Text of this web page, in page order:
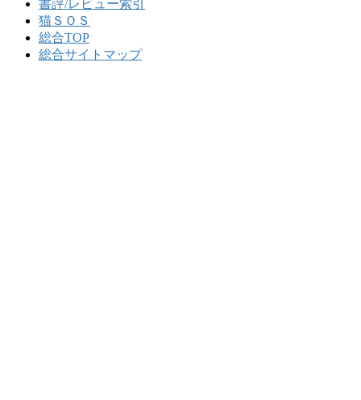
書評/レビュー索引
猫ＳＯＳ
総合TOP
総合サイトマップ